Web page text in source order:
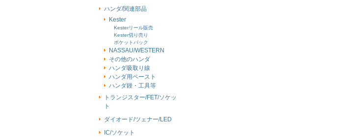
ハンダ/関連部品
Kester
Kesterリール販売
Kester切り売り
ポケットパック
NASSAU/WESTERN
その他のハンダ
ハンダ吸取り線
ハンダ用ペースト
ハンダ鏝・工具等
トランジスター/FET/ソケッ
ト
ダイオード/ツェナー/LED
IC/ソケット